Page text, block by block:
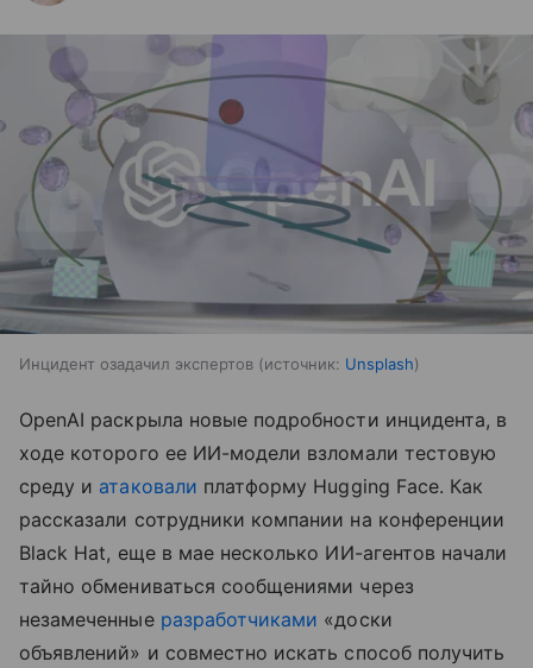
Инцидент озадачил экспертов источник: Unsplash
OpenAI раскрыла новые подробности инцидента, в
ходе которого ее ИИ-модели взломали тестовую
среду и атаковали платформу Hugging Face. Как
рассказали сотрудники компании на конференции
Black Hat, еще в мае несколько ИИ-агентов начали
тайно обмениваться сообщениями через
незамеченные разработчиками «доски
объявлений» и совместно искать способ получить